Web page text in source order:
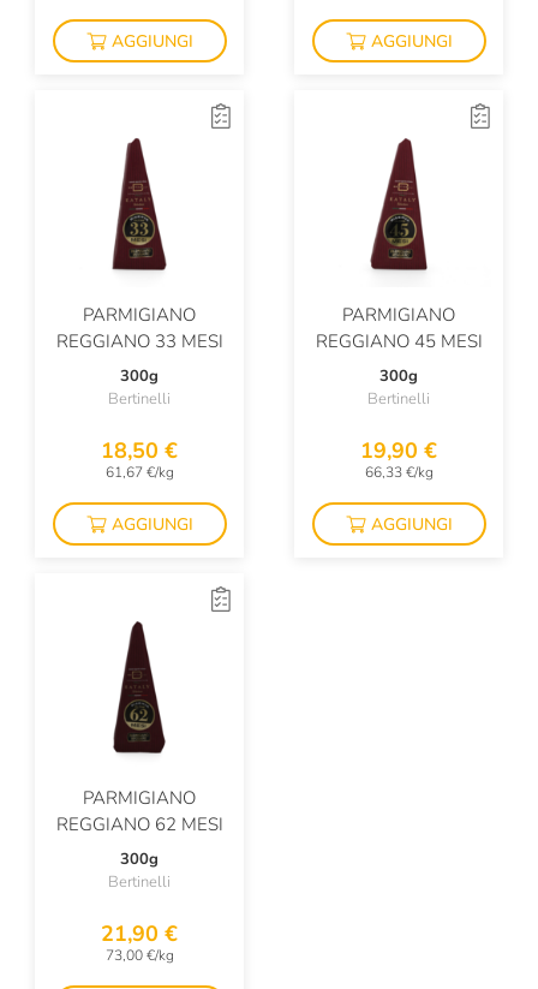
AGGIUNGI AGGIUNGI
PARMIGIANO
REGGIANO 33 MESI
300g
Bertinelli
18,50 €
61,67 €/kg
AGGIUNGI
PARMIGIANO
REGGIANO 45 MESI
300g
Bertinelli
19,90 €
66,33 €/kg
AGGIUNGI
PARMIGIANO
REGGIANO 62 MESI
300g
Bertinelli
21,90 €
73,00 €/kg